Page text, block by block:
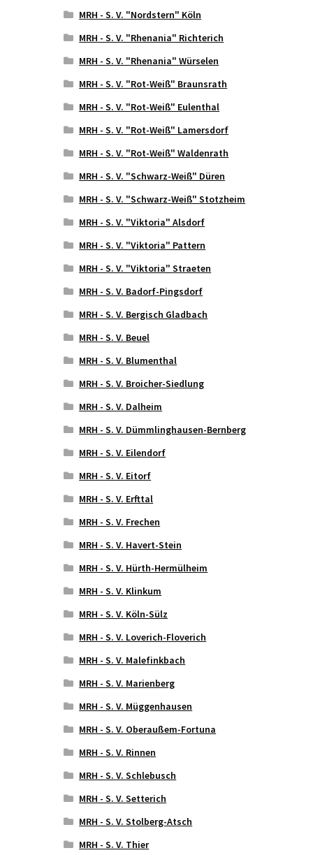
MRH - S. V. "Nordstern" Köln
MRH - S. V. "Rhenania" Richterich
MRH - S. V. "Rhenania" Würselen
MRH - S. V. "Rot-Weiß" Braunsrath
MRH - S. V. "Rot-Weiß" Eulenthal
MRH - S. V. "Rot-Weiß" Lamersdorf
MRH - S. V. "Rot-Weiß" Waldenrath
MRH - S. V. "Schwarz-Weiß" Düren
MRH - S. V. "Schwarz-Weiß" Stotzheim
MRH - S. V. "Viktoria" Alsdorf
MRH - S. V. "Viktoria" Pattern
MRH - S. V. "Viktoria" Straeten
MRH - S. V. Badorf-Pingsdorf
MRH - S. V. Bergisch Gladbach
MRH - S. V. Beuel
MRH - S. V. Blumenthal
MRH - S. V. Broicher-Siedlung
MRH - S. V. Dalheim
MRH - S. V. Dümmlinghausen-Bernberg
MRH - S. V. Eilendorf
MRH - S. V. Eitorf
MRH - S. V. Erfttal
MRH - S. V. Frechen
MRH - S. V. Havert-Stein
MRH - S. V. Hürth-Hermülheim
MRH - S. V. Klinkum
MRH - S. V. Köln-Sülz
MRH - S. V. Loverich-Floverich
MRH - S. V. Malefinkbach
MRH - S. V. Marienberg
MRH - S. V. Müggenhausen
MRH - S. V. Oberaußem-Fortuna
MRH - S. V. Rinnen
MRH - S. V. Schlebusch
MRH - S. V. Setterich
MRH - S. V. Stolberg-Atsch
MRH - S. V. Thier